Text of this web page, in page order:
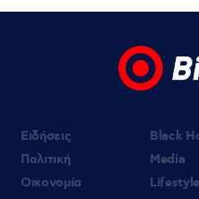
Ειδήσεις
Πολιτική
Οικονομία
Black
Media
Lifestyle